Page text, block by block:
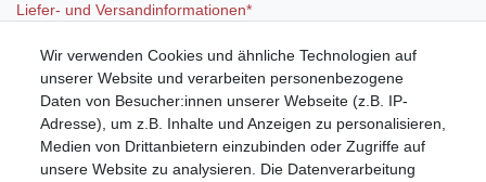
Liefer- und Versandinformationen*
Mein Konto
Registrieren
Anmelden (Login)
Warenkorb
Wir verwenden Cookies und ähnliche Technologien auf
unserer Website und verarbeiten personenbezogene
Daten von Besucher:innen unserer Webseite (z.B. IP-
Adresse), um z.B. Inhalte und Anzeigen zu personalisieren,
Medien von Drittanbietern einzubinden oder Zugriffe auf
unsere Website zu analysieren. Die Datenverarbeitung